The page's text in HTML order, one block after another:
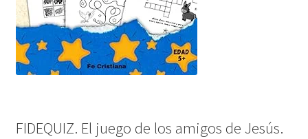
FIDEQUIZ. El juego de los amigos de Jesús.